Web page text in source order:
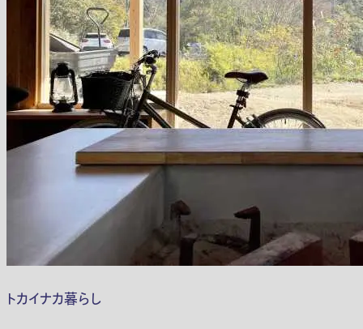
トカイナカ暮らし